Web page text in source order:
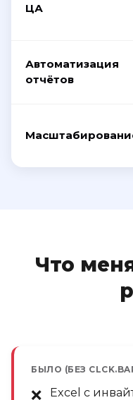
ЦА
Автоматизация
отчётов
Что
БЫЛО (БЕЗ
❌ Excel с